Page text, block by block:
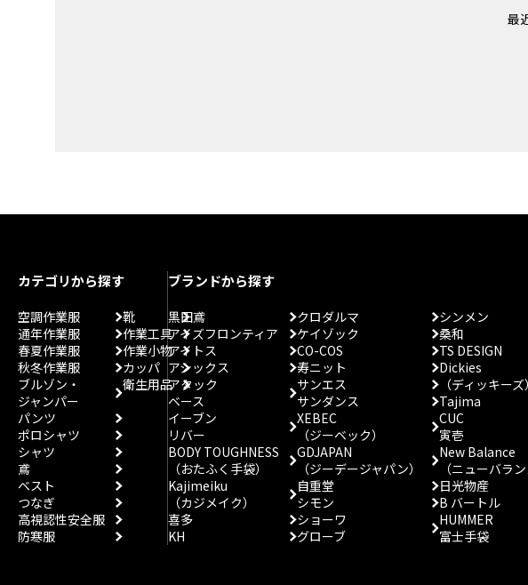
最
カテゴリから探す
空調作業服
通年作業服
春夏作業服
秋冬作業服
ブルゾン・
ジャンパー
パンツ
ポロシャツ
シャツ
鳶
ベスト
つなぎ
高視認性安全服
防寒服
靴
作業工具
作業小物
カッパ
衛生用品
ブランドから探す
黒田鳶
アイズフロンティア
アイトス
アシックス
アタック
ベース
イーブン
リバー
BODY TOUGHNESS
（おたふく手袋）
Kajimeiku
（カジメイク）
喜多
KH
クロダルマ
ケイゾック
CO-COS
寿ニット
サンエス
サンダンス
XEBEC
（ジーベック）
GDJAPAN
（ジーデージャパン）
自重堂
シモン
ショーワ
グローブ
シンメン
桑和
TS DESIGN
Dickies
（ディッキーズ）
Tajima
CUC
寅壱
New Balance
（ニューバラン
日光物産
B バートル
HUMMER
富士手袋